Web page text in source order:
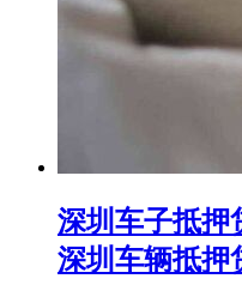
深圳车子抵押
深圳车辆抵押